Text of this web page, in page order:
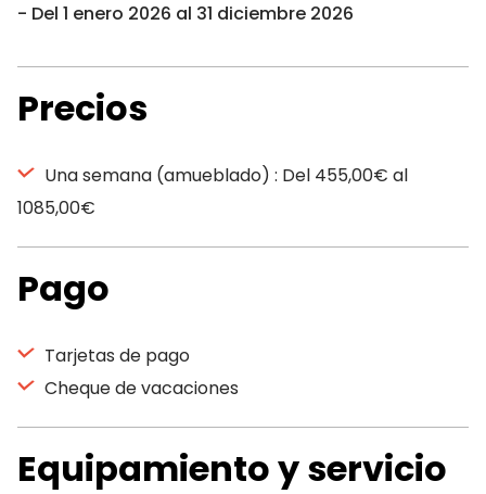
Del 1 enero 2026 al 31 diciembre 2026
Precios
Una semana (amueblado) : Del 455,00€ al
1085,00€
Pago
Tarjetas de pago
Cheque de vacaciones
Equipamiento y servicio